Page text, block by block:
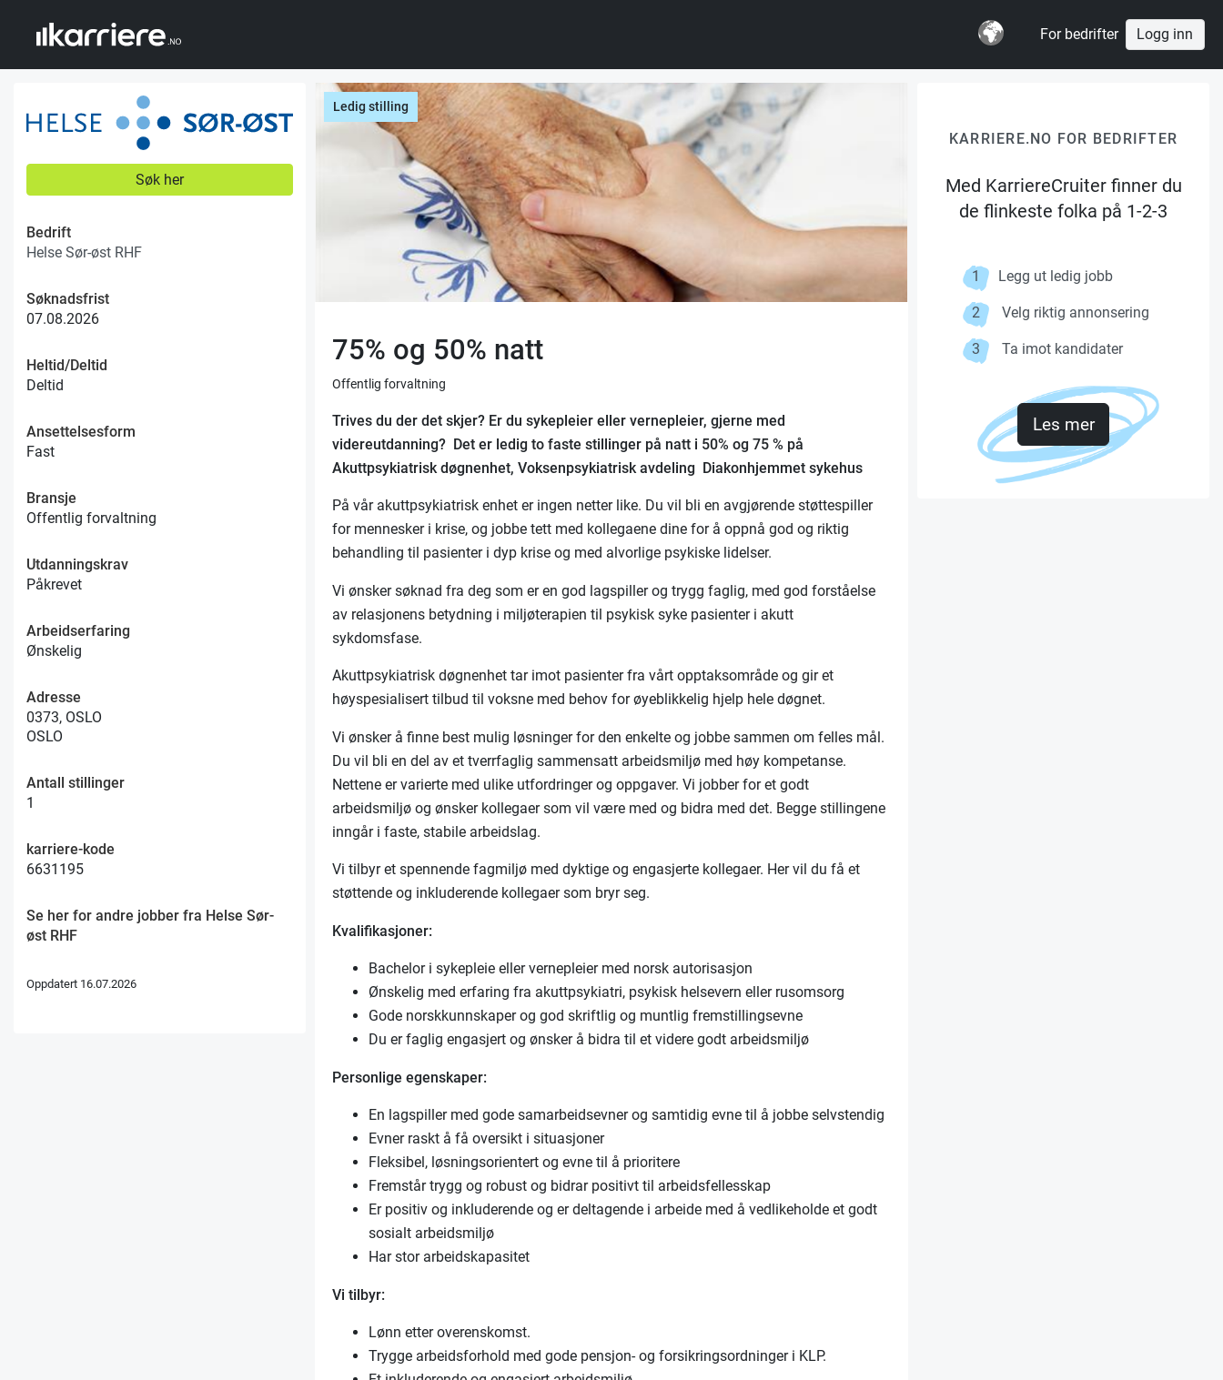
For bedrifter Logg inn
Søk her
Bedrift
Helse Sør-øst RHF
Søknadsfrist
07.08.2026
Heltid/Deltid
Deltid
Ansettelsesform
Fast
Bransje
Offentlig forvaltning
Utdanningskrav
Påkrevet
Arbeidserfaring
Ønskelig
Adresse
0373, OSLO
OSLO
Antall stillinger
1
karriere-kode
6631195
Se her for andre jobber fra Helse Sør-
øst RHF
Oppdatert 16.07.2026
Ledig stilling
75% og 50% natt
Offentlig forvaltning
Trives du der det skjer? Er du sykepleier eller vernepleier, gjerne med
videreutdanning? Det er ledig to faste stillinger på natt i 50% og 75 % på
Akuttpsykiatrisk døgnenhet, Voksenpsykiatrisk avdeling Diakonhjemmet sykehus
På vår akuttpsykiatrisk enhet er ingen netter like. Du vil bli en avgjørende støttespiller
for mennesker i krise, og jobbe tett med kollegaene dine for å oppnå god og riktig
behandling til pasienter i dyp krise og med alvorlige psykiske lidelser.
Vi ønsker søknad fra deg som er en god lagspiller og trygg faglig, med god forståelse
av relasjonens betydning i miljøterapien til psykisk syke pasienter i akutt
sykdomsfase.
Akuttpsykiatrisk døgnenhet tar imot pasienter fra vårt opptaksområde og gir et
høyspesialisert tilbud til voksne med behov for øyeblikkelig hjelp hele døgnet.
Vi ønsker å finne best mulig løsninger for den enkelte og jobbe sammen om felles mål.
Du vil bli en del av et tverrfaglig sammensatt arbeidsmiljø med høy kompetanse.
Nettene er varierte med ulike utfordringer og oppgaver. Vi jobber for et godt
arbeidsmiljø og ønsker kollegaer som vil være med og bidra med det. Begge stillingene
inngår i faste, stabile arbeidslag.
Vi tilbyr et spennende fagmiljø med dyktige og engasjerte kollegaer. Her vil du få et
støttende og inkluderende kollegaer som bryr seg.
Kvalifikasjoner:
Bachelor i sykepleie eller vernepleier med norsk autorisasjon
Ønskelig med erfaring fra akuttpsykiatri, psykisk helsevern eller rusomsorg
Gode norskkunnskaper og god skriftlig og muntlig fremstillingsevne
Du er faglig engasjert og ønsker å bidra til et videre godt arbeidsmiljø
Personlige egenskaper:
En lagspiller med gode samarbeidsevner og samtidig evne til å jobbe selvstendig
Evner raskt å få oversikt i situasjoner
Fleksibel, løsningsorientert og evne til å prioritere
Fremstår trygg og robust og bidrar positivt til arbeidsfellesskap
Er positiv og inkluderende og er deltagende i arbeide med å vedlikeholde et godt
sosialt arbeidsmiljø
Har stor arbeidskapasitet
Vi tilbyr:
Lønn etter overenskomst.
Trygge arbeidsforhold med gode pensjon- og forsikringsordninger i KLP.
KARRIERE.NO FOR BEDRIFTER
Med KarriereCruiter finner du
de flinkeste folka på 1-2-3
1 Legg ut ledig jobb
2 Velg riktig annonsering
3 Ta imot kandidater
Les mer